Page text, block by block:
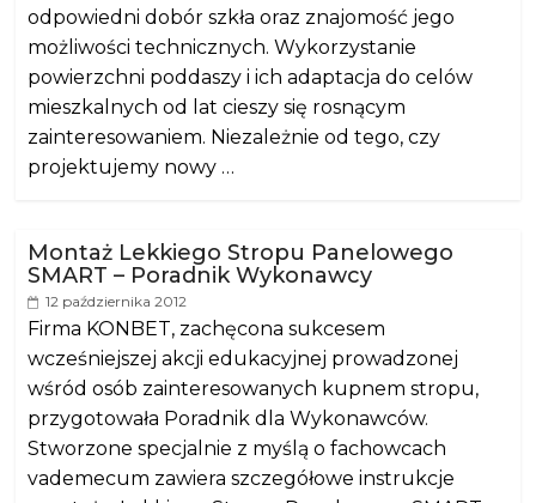
odpowiedni dobór szkła oraz znajomość jego
możliwości technicznych. Wykorzystanie
powierzchni poddaszy i ich adaptacja do celów
mieszkalnych od lat cieszy się rosnącym
zainteresowaniem. Niezależnie od tego, czy
projektujemy nowy …
Montaż Lekkiego Stropu Panelowego
SMART – Poradnik Wykonawcy
12 października 2012
Firma KONBET, zachęcona sukcesem
wcześniejszej akcji edukacyjnej prowadzonej
wśród osób zainteresowanych kupnem stropu,
przygotowała Poradnik dla Wykonawców.
Stworzone specjalnie z myślą o fachowcach
vademecum zawiera szczegółowe instrukcje